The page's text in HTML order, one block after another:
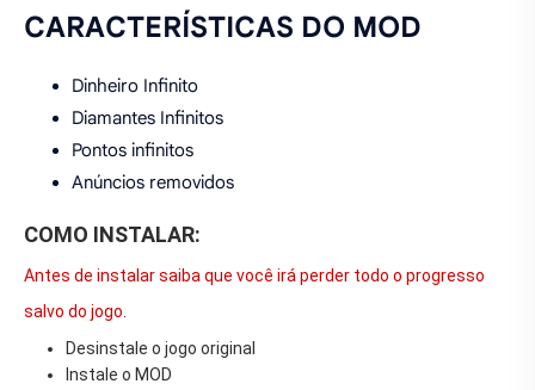
CARACTERÍSTICAS DO MOD
Dinheiro Infinito
Diamantes Infinitos
Pontos infinitos
Anúncios removidos
COMO INSTALAR:
Antes de instalar saiba que você irá perder todo o progresso
salvo do jogo
Desinstale o jogo original
Instale o MOD